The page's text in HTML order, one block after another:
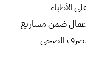
الأطباء
ضمن مشاريع
الصحي